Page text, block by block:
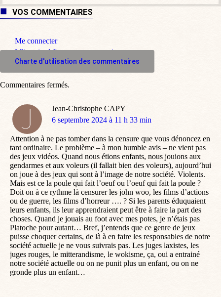
VOS COMMENTAIRES
Me connecter
M'inscrire à l'espace commentaire
Charte d'utilisation des commentaires
Jean-Christophe CAPY
dit
6 septembre 2024 à 11 h 33 min
Attention à ne pas tomber dans la censure que vous dénoncez en
tant ordinaire. Le problème – à mon humble avis – ne vient pas
des jeux vidéos. Quand nous étions enfants, nous jouions aux
gendarmes et aux voleurs (il fallait bien des voleurs), aujourd’hui
on joue à des jeux qui sont à l’image de notre société. Violents.
Mais est ce la poule qui fait l’oeuf ou l’oeuf qui fait la poule ?
Doit on à ce rythme là censurer les john woo, les films d’actions
ou de guerre, les films d’horreur …. ? Si les parents éduquaient
leurs enfants, ils leur apprendraient peut être à faire la part des
choses. Quand je jouais au foot avec mes potes, je n’étais pas
Platoche pour autant… Bref, j’entends que ce genre de jeux
puisse choquer certains, de là à en faire les responsables de notre
société actuelle je ne vous suivrais pas. Les juges laxistes, les
juges rouges, le mitterandisme, le wokisme, ça, oui a entrainé
notre société actuelle ou on ne punit plus un enfant, ou on ne
gronde plus un enfant…
Commentaires fermés.